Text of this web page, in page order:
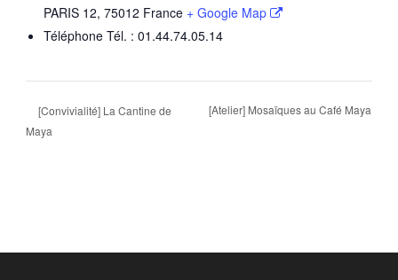
PARIS 12, 75012 France + Google Map
Téléphone Tél. : 01.44.74.05.14
[Convivialité] La Cantine de
Maya
[Atelier] Mosaïques au Café Maya